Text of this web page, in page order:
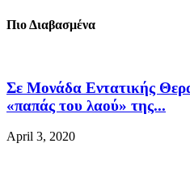
Πιο Διαβασμένα
Σε Μονάδα Εντατικής
«παπάς του λαού» της...
April 3, 2020